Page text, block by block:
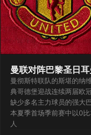
曼联对阵巴黎圣日
曼彻斯特联队的斯堪的纳
典哥德堡迎战连续两届欧
缺少多名主力球员的强大
本夏季首场季前赛中以0
人